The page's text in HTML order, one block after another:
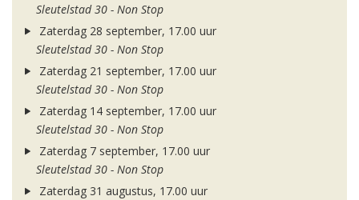
Sleutelstad 30 - Non Stop
Zaterdag 28 september, 17.00 uur
Sleutelstad 30 - Non Stop
Zaterdag 21 september, 17.00 uur
Sleutelstad 30 - Non Stop
Zaterdag 14 september, 17.00 uur
Sleutelstad 30 - Non Stop
Zaterdag 7 september, 17.00 uur
Sleutelstad 30 - Non Stop
Zaterdag 31 augustus, 17.00 uur